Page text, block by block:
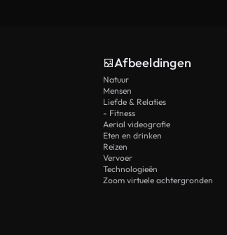
Afbeeldingen
Natuur
Mensen
Liefde & Relaties
- Fitness
Aerial videografie
Eten en drinken
Reizen
Vervoer
Technologieën
Zoom virtuele achtergronden